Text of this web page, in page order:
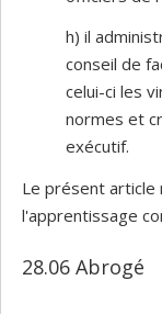
h) il
conseil de
celui-ci les
normes et
exécutif.
Le présent article
l'apprentissage
28.06 Abrogé